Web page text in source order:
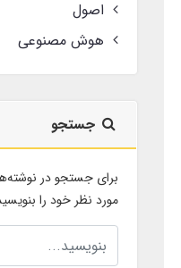
اصول
هوش مصنوعی
جستجو
برای جستجو در
مورد نظر خود را